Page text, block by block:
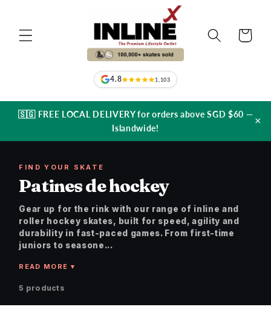
al contenido
4.8 1,103
Carrito
🇸🇬 FREE LOCAL DELIVERY for orders above SGD $60 —
Islandwide!
×
FIND YOUR SKATE
Patines de hockey
Gear up for the rink with our range of inline and
roller hockey skates, built for speed, agility and
durability in fast-paced games. From first-time
juniors to seasone...
5 products